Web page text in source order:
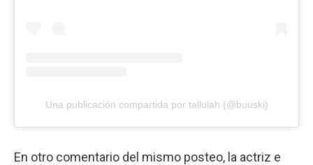
Una publicación compartida por tallulah (@buuski)
En otro comentario del mismo posteo, la actriz e